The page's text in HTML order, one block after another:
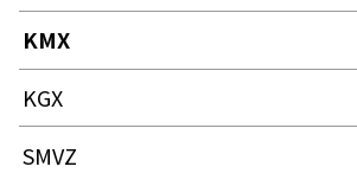
KMX
KGX
SMVZ